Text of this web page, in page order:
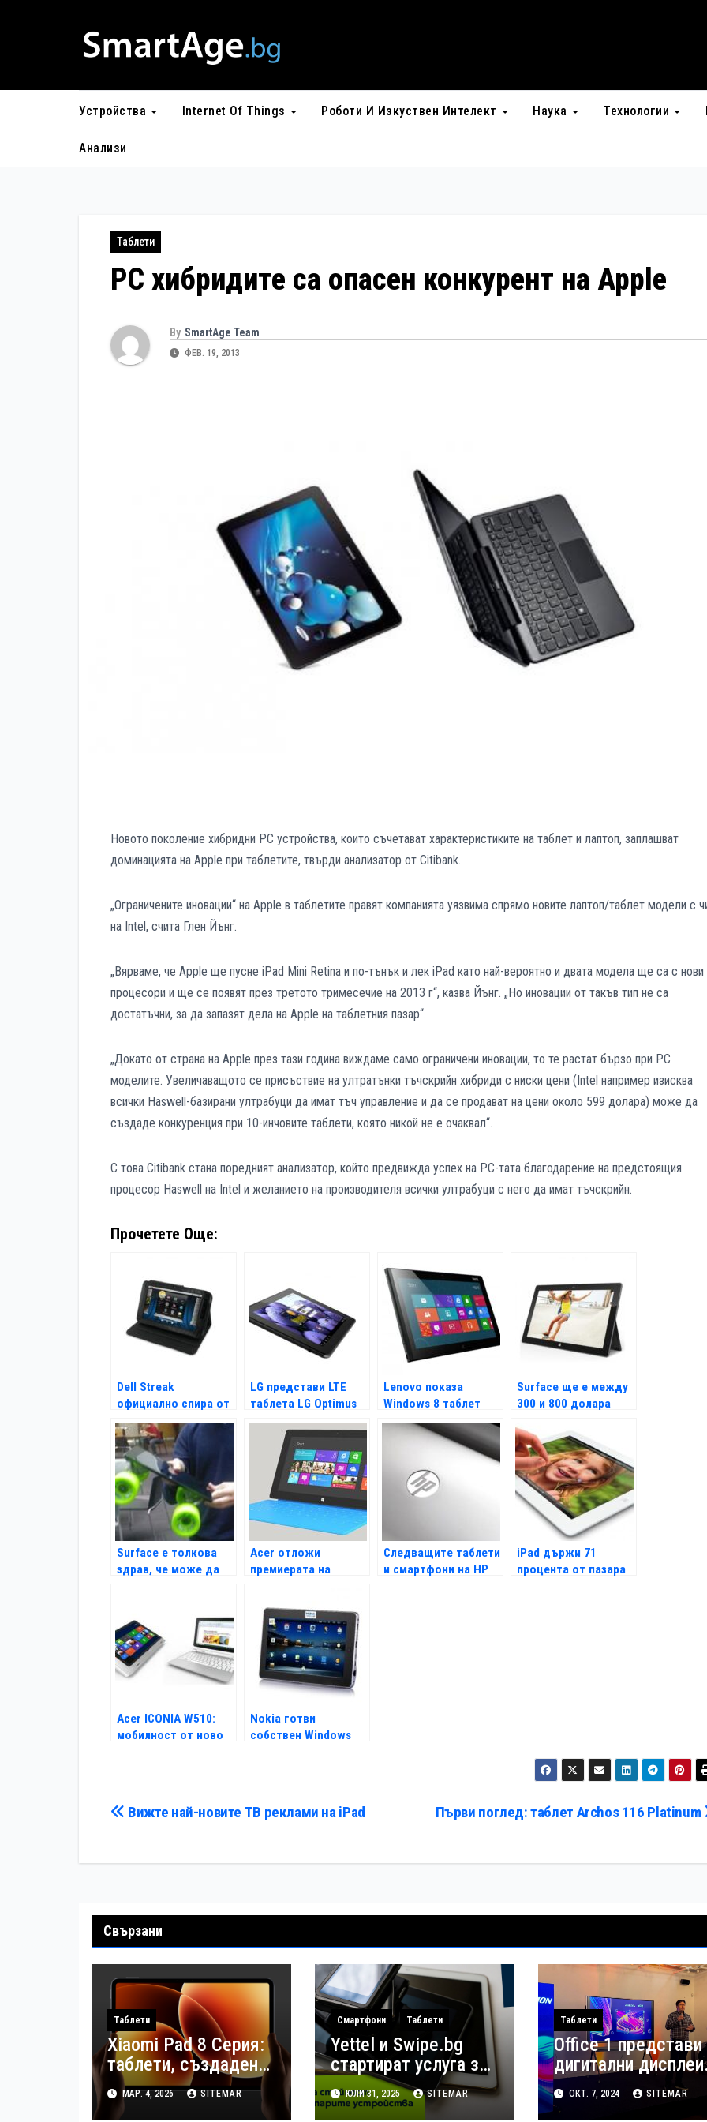
Устройства Internet Of Things Роботи И Изкуствен Интелект Наука Технологии
Анализи
Таблети
PC хибридите са опасен конкурент на Apple
By SmartAge Team
ФЕВ. 19, 2013
Новото поколение хибридни РС устройства, които съчетават характеристиките на таблет и лаптоп, заплашват
доминацията на Apple при таблетите, твърди анализатор от Citibank.
„Ограничените иновации“ на Apple в таблетите правят компанията уязвима спрямо новите лаптоп/таблет модели с
на Intel, счита Глен Йънг.
„Вярваме, че Apple ще пусне iPad Mini Retina и по-тънък и лек iPad като най-вероятно и двата модела ще са с нови
процесори и ще се появят през третото тримесечие на 2013 г“, казва Йънг. „Но иновации от такъв тип не са
достатъчни, за да запазят дела на Apple на таблетния пазар“.
„Докато от страна на Apple през тази година виждаме само ограничени иновации, то те растат бързо при РС
моделите. Увеличаващото се присъствие на ултратънки тъчскрийн хибриди с ниски цени (Intel например изисква
всички Haswell-базирани ултрабуци да имат тъч управление и да се продават на цени около 599 долара) може да
създаде конкуренция при 10-инчовите таблети, която никой не е очаквал“.
С това Citibank стана поредният анализатор, който предвижда успех на РС-тата благодарение на предстоящия
процесор Haswell на Intel и желанието на производителя всички ултрабуци с него да имат тъчскрийн.
Прочетете Още:
Dell Streak
официално спира от
продажба
LG представи LTE
таблета LG Optimus
Pad LTE
Lenovo показа
Windows 8 таблет
Surface ще е между
300 и 800 долара
Surface е толкова
здрав, че може да
Acer отложи
премиерата на
Следващите таблети
и смартфони на HP
iPad държи 71
процента от пазара
Acer ICONIA W510:
мобилност от ново
Nokia готви
собствен Windows
Навигация Първи поглед: таблет Archos 116 Platinum
Вижте най-новите ТВ реклами на iPad
Свързани
Таблети
Xiaomi Pad 8 Серия:
таблети, създадени
за висока
продуктивност в
МАР. 4, 2026 SITEMAR
Смартфони Таблети
Yettel и Swipe.bg
стартират услуга за
обратно изкупуване
на смартфони и
ЮЛИ 31, 2025 SITEMAR
Таблети
Office 1 представи
дигитални дисплеи
от ново поколение
на Hikvision
ОКТ. 7, 2024 SITEMAR